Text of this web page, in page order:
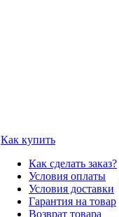
Как купить
Как сделать заказ?
Условия оплаты
Условия доставки
Гарантия на товар
Возврат товара